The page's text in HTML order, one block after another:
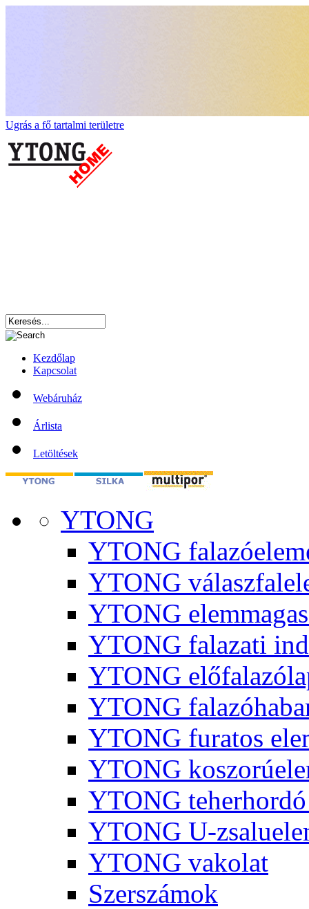
Ugrás a fő tartalmi területre
Kezdőlap
Kapcsolat
Webáruház
Árlista
Letöltések
YTONG
YTONG
YTONG
YTONG
YTONG falazati
YTONG
YTONG
YTONG furatos
YTONG
YTONG
YTONG U-
YTONG vakolat
Szerszámok